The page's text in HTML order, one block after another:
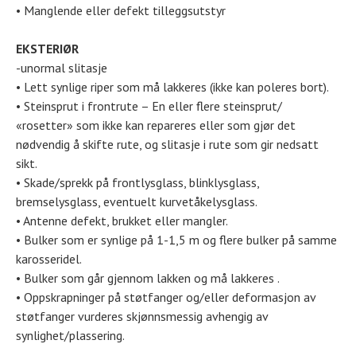
• Manglende eller defekt tilleggsutstyr
EKSTERIØR
-unormal slitasje
• Lett synlige riper som må lakkeres (ikke kan poleres bort).
• Steinsprut i frontrute – En eller flere steinsprut/
«rosetter» som ikke kan repareres eller som gjør det
nødvendig å skifte rute, og slitasje i rute som gir nedsatt
sikt.
• Skade/sprekk på frontlysglass, blinklysglass,
bremselysglass, eventuelt kurvetåkelysglass.
• Antenne defekt, brukket eller mangler.
• Bulker som er synlige på 1-1,5 m og flere bulker på samme
karosseridel.
• Bulker som går gjennom lakken og må lakkeres .
• Oppskrapninger på støtfanger og/eller deformasjon av
støtfanger vurderes skjønnsmessig avhengig av
synlighet/plassering.